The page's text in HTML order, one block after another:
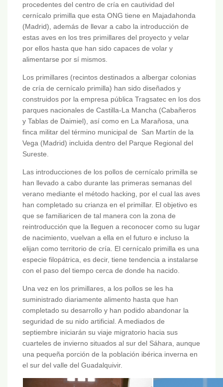
procedentes del centro de cría en cautividad del
cernícalo primilla que esta ONG tiene en Majadahonda
(Madrid), además de llevar a cabo la introducción de
estas aves en los tres primillares del proyecto y velar
por ellos hasta que han sido capaces de volar y
alimentarse por sí mismos.
Los primillares (recintos destinados a albergar colonias
de cría de cernícalo primilla) han sido diseñados y
construidos por la empresa pública Tragsatec en los dos
parques nacionales de Castilla-La Mancha (Cabañeros
y Tablas de Daimiel), así como en La Marañosa, una
finca militar del término municipal de San Martín de la
Vega (Madrid) incluida dentro del Parque Regional del
Sureste.
Las introducciones de los pollos de cernícalo primilla se
han llevado a cabo durante las primeras semanas del
verano mediante el método hacking, por el cual las aves
han completado su crianza en el primillar. El objetivo es
que se familiaricen de tal manera con la zona de
reintroducción que la lleguen a reconocer como su lugar
de nacimiento, vuelvan a ella en el futuro e incluso la
elijan como territorio de cría. El cernícalo primilla es una
especie filopátrica, es decir, tiene tendencia a instalarse
con el paso del tiempo cerca de donde ha nacido.
Una vez en los primillares, a los pollos se les ha
suministrado diariamente alimento hasta que han
completado su desarrollo y han podido abandonar la
seguridad de su nido artificial. A mediados de
septiembre iniciarán su viaje migratorio hacia sus
cuarteles de invierno situados al sur del Sáhara, aunque
una pequeña porción de la población ibérica inverna en
el sur del valle del Guadalquivir.